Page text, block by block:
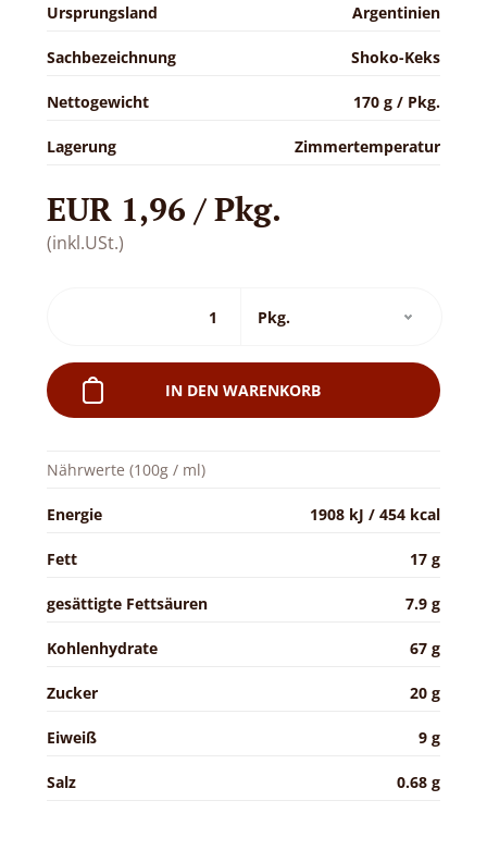
Ursprungsland Argentinien
Sachbezeichnung Shoko-Keks
Nettogewicht 170 g / Pkg.
Lagerung Zimmertemperatur
EUR 1,96 / Pkg.
(inkl.USt.)
IN DEN WARENKORB
Nährwerte (100g / ml)
Energie 1908 kJ / 454 kcal
Fett 17 g
gesättigte Fettsäuren 7.9 g
Kohlenhydrate 67 g
Zucker 20 g
Eiweiß 9 g
Salz 0.68 g